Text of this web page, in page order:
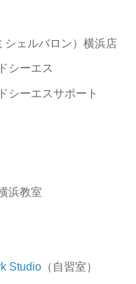
シェルバロン）横浜店
シーエス
シーエスサポート
浜教室
Studio （自習室）